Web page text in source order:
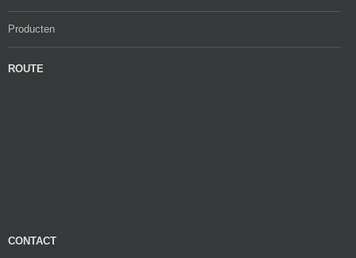
Producten
ROUTE
CONTACT